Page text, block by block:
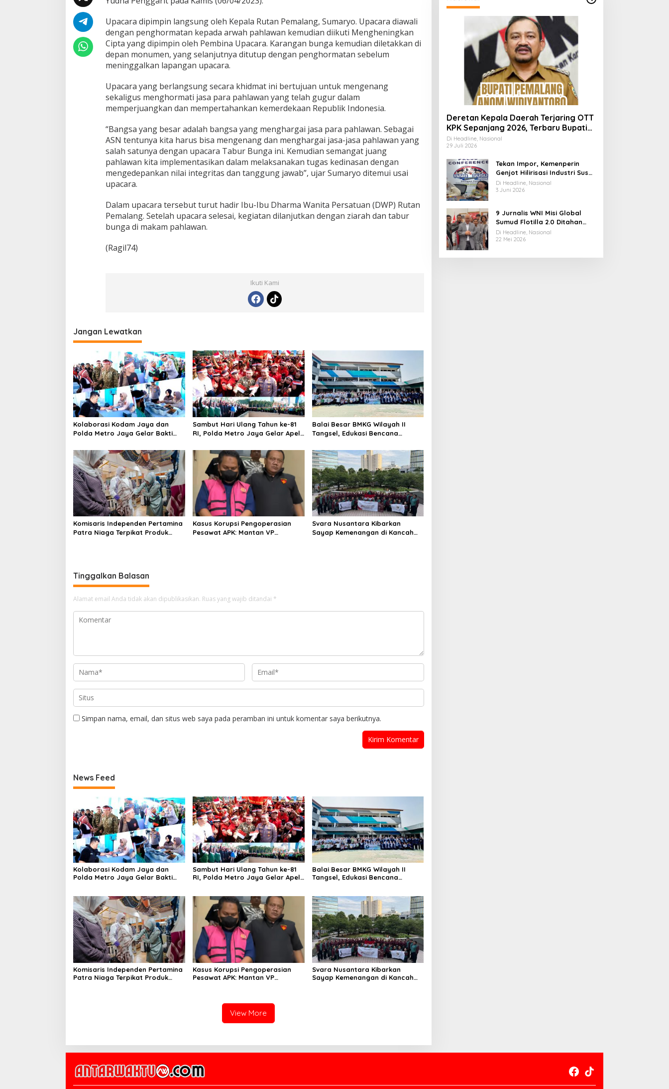
Upacara dipimpin langsung oleh Kepala Rutan Pemalang, Sumaryo. Upacara diawali
dengan penghormatan kepada arwah pahlawan kemudian diikuti Mengheningkan
Cipta yang dipimpin oleh Pembina Upacara. Karangan bunga kemudian diletakkan di
depan monumen, yang selanjutnya ditutup dengan penghormatan sebelum
meninggalkan lapangan upacara.
Upacara yang berlangsung secara khidmat ini bertujuan untuk mengenang
sekaligus menghormati jasa para pahlawan yang telah gugur dalam
memperjuangkan dan mempertahankan kemerdekaan Republik Indonesia.
“Bangsa yang besar adalah bangsa yang menghargai jasa para pahlawan. Sebagai
ASN tentunya kita harus bisa mengenang dan menghargai jasa-jasa pahlawan yang
salah satunya dengan upacara Tabur Bunga ini. Kemudian semangat juang
pahlawan kita implementasikan dalam melaksanakan tugas kedinasan dengan
mengedepankan nilai integritas dan tanggung jawab”, ujar Sumaryo ditemui usai
upacara.
Dalam upacara tersebut turut hadir Ibu-Ibu Dharma Wanita Persatuan (DWP) Rutan
Pemalang. Setelah upacara selesai, kegiatan dilanjutkan dengan ziarah dan tabur
bunga di makam pahlawan.
(Ragil74)
Ikuti Kami
Jangan Lewatkan
Kolaborasi Kodam Jaya dan
Polda Metro Jaya Gelar Bakti
Sambut Hari Ulang Tahun ke-81
RI, Polda Metro Jaya Gelar Apel
Balai Besar BMKG Wilayah II
Tangsel, Edukasi Bencana
kepada pelajar UPTD SMPN 23
Komisaris Independen Pertamina
Patra Niaga Terpikat Produk
Kasus Korupsi Pengoperasian
Pesawat APK: Mantan VP
Svara Nusantara Kibarkan
Sayap Kemenangan di Kancah
Tinggalkan Balasan
Alamat email Anda tidak akan dipublikasikan. Ruas yang wajib ditandai *
Simpan nama, email, dan situs web saya pada peramban ini untuk komentar saya berikutnya.
News Feed
Kolaborasi Kodam Jaya dan
Polda Metro Jaya Gelar Bakti
Sambut Hari Ulang Tahun ke-81
RI, Polda Metro Jaya Gelar Apel
Balai Besar BMKG Wilayah II
Tangsel, Edukasi Bencana
Komisaris Independen Pertamina
Patra Niaga Terpikat Produk
Kasus Korupsi Pengoperasian
Pesawat APK: Mantan VP
Svara Nusantara Kibarkan
Sayap Kemenangan di Kancah
View More
Deretan Kepala Daerah Terjaring OTT
KPK Sepanjang 2026, Terbaru Bupati
Pemalang Anom Widiyantoro
Di Headline, Nasional
29 Juli 2026
Tekan Impor, Kemenperin
Genjot Hilirisasi Industri Susu
Lewat Momen Hari Susu
Nusantara 2026
Di Headline, Nasional
3 Juni 2026
9 Jurnalis WNI Misi Global
Sumud Flotilla 2.0 Ditahan
Militer Israel, Kini Dibebaskan
dan Dievakuasi ke Istanbul
Di Headline, Nasional
22 Mei 2026